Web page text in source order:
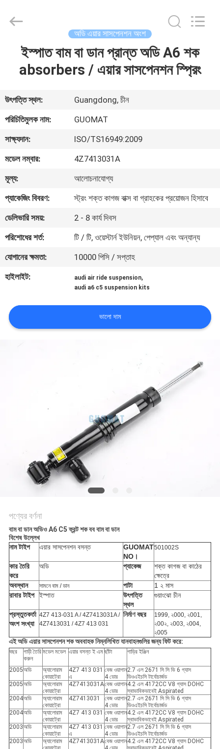
আমাদের
সম্পর্কে
কারখানা
ভ্রমণ
মান
নিয়ন্ত্রণ
যোগাযোগ
করুন
উদ্ধৃতির
জন্য
Reserved.
অডি এয়ার সাসপেনশন অংশ
ইস্পাত বাম বা ডান প্রান্ত অডি A6 শক
absorbers / এয়ার সাসপেনশন স্প্রিং
উৎপত্তি স্থল:
Guangdong, চীন
পরিচিতিমুলক নাম:
GUOMAT
সাক্ষ্যদান:
ISO/TS16949:2009
মডেল নম্বার:
4Z7413031A
মূল্য:
আলোচনাযোগ্য
প্যাকেজিং বিবরণ:
স্ট্রং শক্ত কাগজ বাক্স বা গ্রাহকের প্রয়োজন হিসাবে
ডেলিভারি সময়:
2 - 8 কার্য দিবস
পরিশোধের শর্ত:
টি / টি, ওয়েস্টার্ন ইউনিয়ন, পেপ্যাল ​​এবং অন্যান্য
যোগানের ক্ষমতা:
10000 পিসি / সপ্তাহ
হাইলাইট:
audi air ride suspension,
audi a6 c5 suspension kits
ভালো দাম
পণ্যের বর্ণনা
বাম বা ডান অডিও A6 C5 ফ্রন্ট শক বব বাম বা ডান
বিশেষ উল্লেখ
নাম টাইপ
এয়ার সাসপেনশন বসন্ত
GUOMAT
NO।
501002S
কার তৈরি
করে
অডি প্যাকেজ
শক্ত কাগজ বা কাঠের
ক্ষেত্রে
অবস্থান
সামনে বাম / ডান পাটা
1 ২ মাস
রাবার টাইপ
ইস্পাত
উৎপত্তি
স্থল
গুয়াংঝো চীন
প্রস্তুতকর্তা
অংশ সংখ্যা
4Z7 413-031 A / 4Z7413031A /
4Z7413031 / 4Z7 413 031
নির্মাণবছর
1999, ২000, ২001,
২00২, ২003, ২004,
২005
এই অডি এয়ার সাসপেনশন শক অববাহক নিম্নলিখিত যানবাহনগুলির জন্য ফিট করে:
বছর
গাড়ী তৈরি
করুন
মডেল মডেল এয়ার বসন্ত ই এম ছাঁটা গাড়ির ইঞ্জিন
2005অডি
অ্যালোরাম
কোয়াট্রো
4Z7 413 031
এ
বেজ ওয়াগান
4 ডোর
2.7 এল 2671 সি সি ভি 6 গ্যাস
ডিওএইচসি টার্বোচার্জড
2005অডি
অ্যালোরাম
কোয়াট্রো
4Z7413031Aবেজ ওয়াগান
4 ডোর
4.2 এল 4172CC V8 গ্যাস DOHC
স্বাভাবিকভাবেই Aspirated
2004অডি
অ্যালোরাম
কোয়াট্রো
4Z7413031
বেজ ওয়াগান
4 ডোর
2.7 এল 2671 সি সি ভি 6 গ্যাস
ডিওএইচসি টার্বোচার্জড
2004অডি
অ্যালোরাম
কোয়াট্রো
4Z7 413 031 বেজ ওয়াগান
4 ডোর
4.2 এল 4172CC V8 গ্যাস DOHC
স্বাভাবিকভাবেই Aspirated
2003অডি
অ্যালোরাম
কোয়াট্রো
4Z7 413 031
এ
বেজ ওয়াগান
4 ডোর
2.7 এল 2671 সি সি ভি 6 গ্যাস
ডিওএইচসি টার্বোচার্জড
2003অডি
অ্যালোরাম
4Z7413031Aবেজ ওয়াগান4.2 এল 4172CC V8 গ্যাস DOHC